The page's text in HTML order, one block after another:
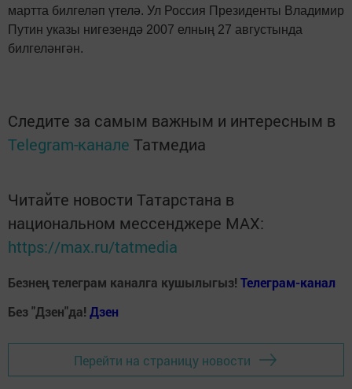
мартта билгеләп үтелә. Ул Россия Президенты Владимир
Путин указы нигезендә 2007 елның 27 августында
билгеләнгән.
Следите за самым важным и интересным в
Telegram-канале Татмедиа
Читайте новости Татарстана в
национальном мессенджере MАХ:
https://max.ru/tatmedia
Безнең телеграм каналга кушылыгыз! Телеграм-канал
Без "Дзен"да! Дзен
Перейти на страницу новости